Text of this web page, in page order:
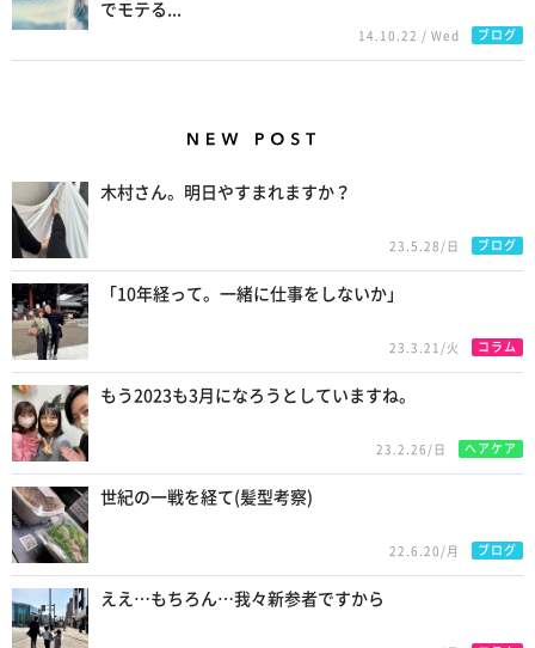
でモテる...
14.10.22 / Wed ブログ
木村さん。明日やすまれますか？
23.5.28/日 ブログ
「10年経って。一緒に仕事をしないか」
23.3.21/火 コラム
もう2023も3月になろうとしていますね。
23.2.26/日 ヘアケア
世紀の一戦を経て(髪型考察)
22.6.20/月 ブログ
ええ…もちろん…我々新参者ですから